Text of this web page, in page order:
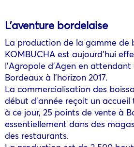
L’aventure bordelaise
La production de la gamme de
KOMBUCHA est aujourd’hui
l’Agropole d’Agen en
Bordeaux à l’horizon 2017.
La commercialisation des
début d’année reçoit un
à ce jour, 25 points de vente à
essentiellement dans des
des restaurants.